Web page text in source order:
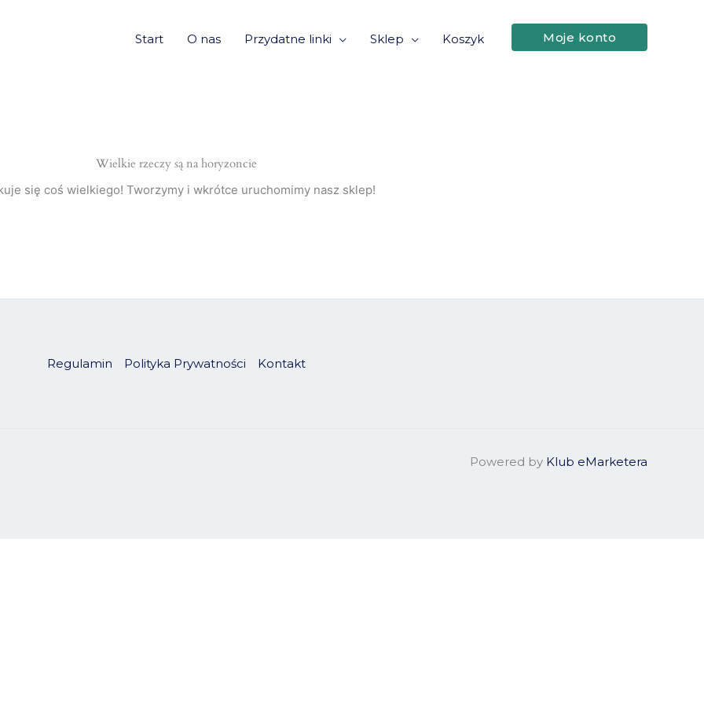
Start O nas Przydatne linki Sklep Koszyk Moje konto
Wielkie rzeczy są na horyzoncie
się coś wielkiego! Tworzymy i wkrótce uruchomimy nasz sklep!
Regulamin Polityka Prywatności Kontakt
Powered by Klub eMarketera